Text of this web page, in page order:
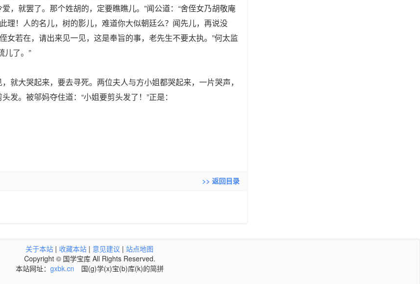
，就罢了。那个姓胡的，定要瞧瞧儿。”闻公道：“舍侄女乃胡敬庵
理！人的名儿，树的影儿，难道你大似朝廷么？闻先儿，再说没
女若在，请出来见一见，这是奉旨的事，老先生不要太执。”何太监
儿了。”
就大哭起来，要去寻死。两位夫人与方小姐都哭起来，一片哭声，
。被邬妈夺住道：“小姐要剪头发了！”正是：
>> 返回目录
关于本站 | 收藏本站 | 意见建议 | 站点地图
Copyright © 国学宝库 All Rights Reserved.
本站网址： gxbk.cn 国(g)学(x)宝(b)库(k)的简拼